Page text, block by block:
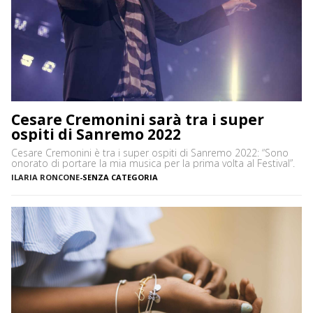
Cesare Cremonini sarà tra i super
ospiti di Sanremo 2022
Cesare Cremonini è tra i super ospiti di Sanremo 2022: “Sono
onorato di portare la mia musica per la prima volta al Festival”.
ILARIA RONCONE-SENZA CATEGORIA